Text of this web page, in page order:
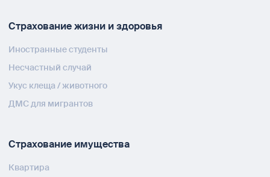
Страхование жизни и здоровья
Иностранные студенты
Несчастный случай
Укус клеща / животного
ДМС для мигрантов
Страхование имущества
Квартира